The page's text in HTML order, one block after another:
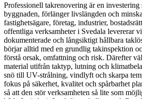
Professionell takrenovering är en investering
byggnaden, förlänger livslängden och
fastighetsägare, företag, industrier,
offentliga verksamheter i Svedala levererar
dokumenterade och långsiktigt hållbara
börjar alltid med en grundlig takinspektion
förstå orsak, omfattning och risk. Därefter
material utifrån taktyp, lutning och
snö till UV-strålning, vindlyft och skarpa
fokus på säkerhet, kvalitet och spårbarhet
så att den stör verksamheten så lite som